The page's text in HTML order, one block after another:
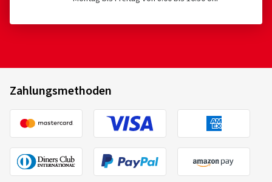
Zahlungsmethoden